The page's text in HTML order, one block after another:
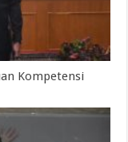
Kompetensi